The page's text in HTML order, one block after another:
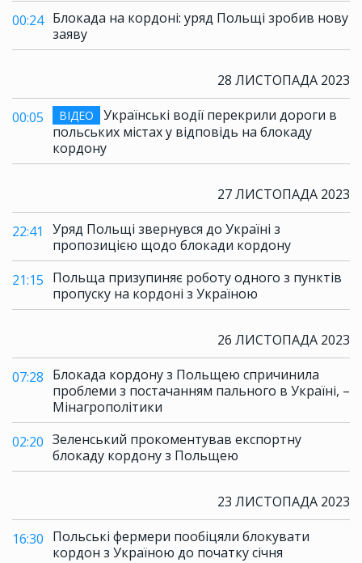
00:24 Блокада на кордоні: уряд Польщі зробив нову
заяву
28 ЛИСТОПАДА 2023
00:05 ВІДЕО
Українські водії перекрили дороги в
польських містах у відповідь на блокаду
кордону
27 ЛИСТОПАДА 2023
22:41
Уряд Польщі звернувся до Україні з
пропозицією щодо блокади кордону
21:15 Польща призупиняє роботу одного з пунктів
пропуску на кордоні з Україною
26 ЛИСТОПАДА 2023
07:28 Блокада кордону з Польщею спричинила
проблеми з постачанням пального в Україні, –
Мінагрополітики
02:20 Зеленський прокоментував експортну
блокаду кордону з Польщею
23 ЛИСТОПАДА 2023
16:30 Польські фермери пообіцяли блокувати
кордон з Україною до початку січня